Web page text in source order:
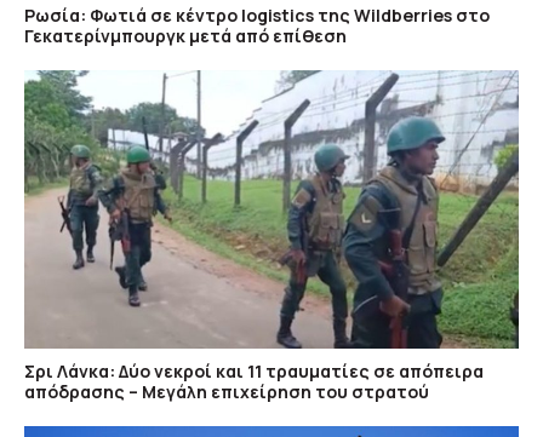
Ρωσία: Φωτιά σε κέντρο logistics της Wildberries στο
Γεκατερίνμπουργκ μετά από επίθεση
Σρι Λάνκα: Δύο νεκροί και 11 τραυματίες σε απόπειρα
απόδρασης – Μεγάλη επιχείρηση του στρατού